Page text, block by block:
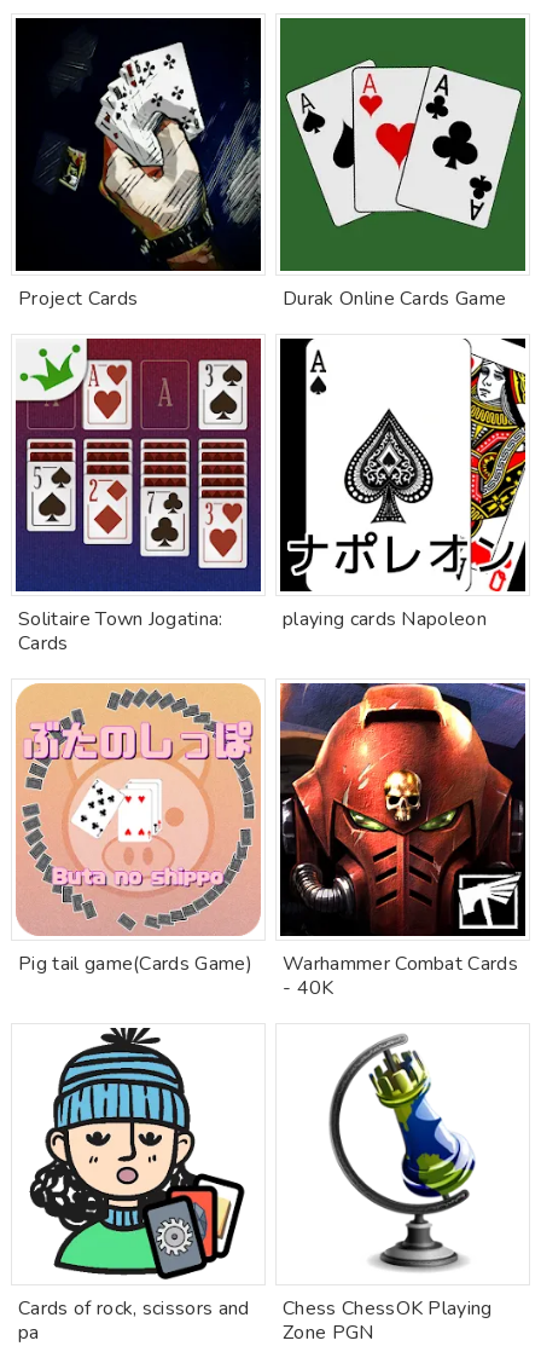
Project Cards Durak Online Cards Game
Solitaire Town Jogatina:
Cards
playing cards Napoleon
Pig tail game(Cards Game)
Warhammer Combat Cards
- 40K
Cards of rock, scissors and
pa
Chess ChessOK Playing
Zone PGN